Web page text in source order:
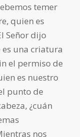
temer
quien es
Señor dijo
una criatura
el permiso de
es nuestro
punto de
¿cuán
nos